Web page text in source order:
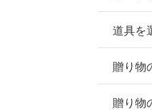
道具を
贈り物
贈り物